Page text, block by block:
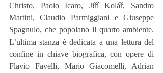
Christo, Paolo Icaro, Jiří Kolář, Sandro
Martini, Claudio Parmiggiani e Giuseppe
Spagnulo, che popolano il quarto ambiente.
L’ultima stanza è dedicata a una lettura del
confine in chiave biografica, con opere di
Flavio Favelli, Mario Giacomelli, Adrian